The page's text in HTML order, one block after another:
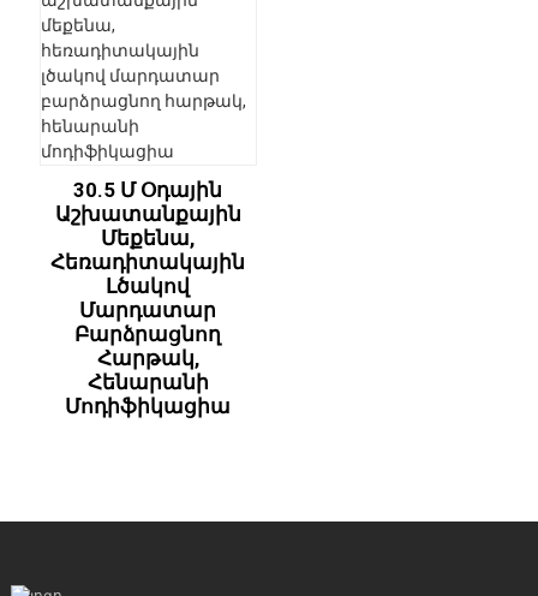
30.5 Մ Օդային
Աշխատանքային
Մեքենա,
Հեռադիտակային
Լծակով
Մարդատար
Բարձրացնող
Հարթակ,
Հենարանի
Մոդիֆիկացիա